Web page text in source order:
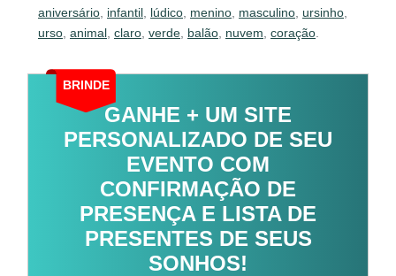
aniversário infantil lúdico menino masculino ursinho
urso animal claro verde balão nuvem coração
BRINDE
GANHE + UM SITE
PERSONALIZADO DE SEU
EVENTO COM
CONFIRMAÇÃO DE
PRESENÇA E LISTA DE
PRESENTES DE SEUS
SONHOS!